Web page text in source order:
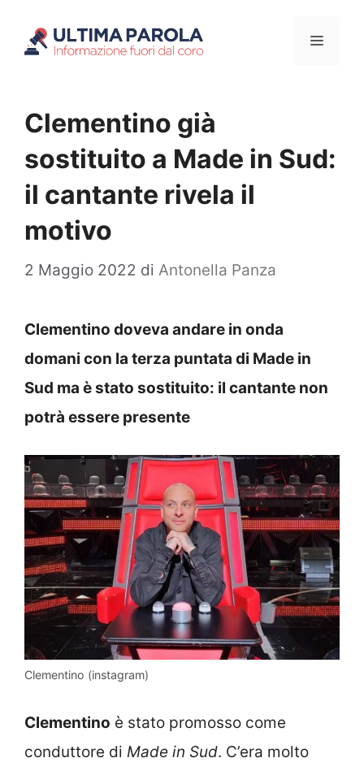
Menu
Clementino già
sostituito a Made in Sud:
il cantante rivela il
motivo
2 Maggio 2022 di Antonella Panza
Clementino doveva andare in onda
domani con la terza puntata di Made in
Sud ma è stato sostituito: il cantante non
potrà essere presente
Clementino (instagram)
Clementino è stato promosso come
conduttore di Made in Sud. C’era molto